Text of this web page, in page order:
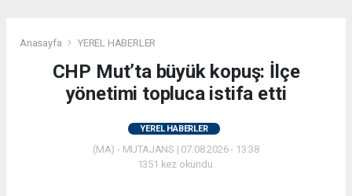
Anasayfa YEREL HABERLER
CHP Mut’ta büyük kopuş: İlçe
yönetimi topluca istifa etti
YEREL HABERLER
(MA) - MUTAJANS | 07.08.2026 - 13:38
1351 kez okundu.